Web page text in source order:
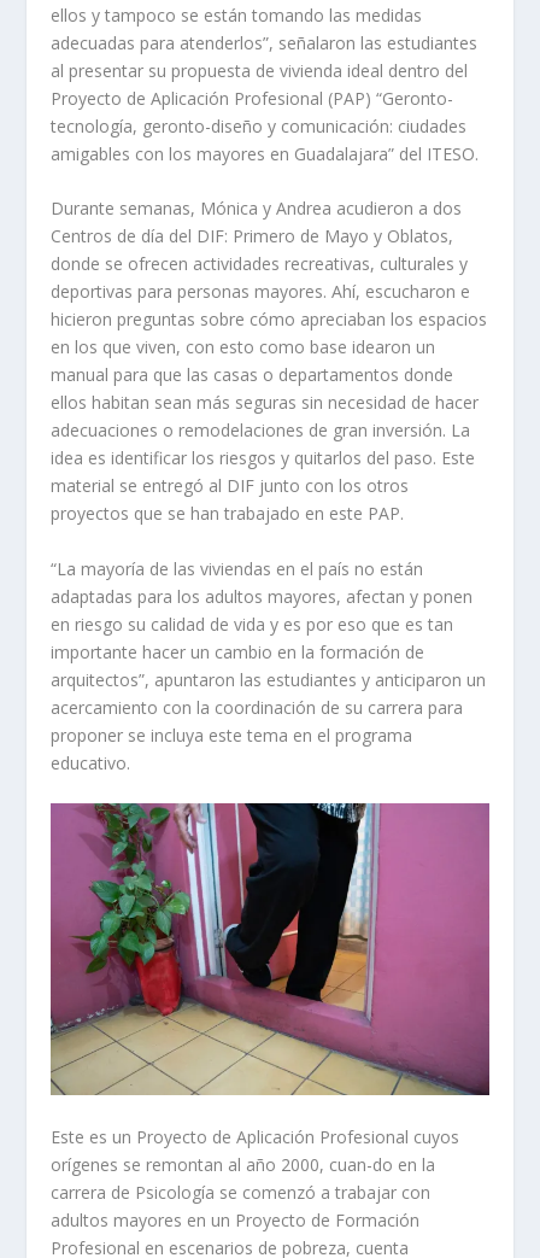
ellos y tampoco se están tomando las medidas
adecuadas para atenderlos”, señalaron las estudiantes
al presentar su propuesta de vivienda ideal dentro del
Proyecto de Aplicación Profesional (PAP) “Geronto-
tecnología, geronto-diseño y comunicación: ciudades
amigables con los mayores en Guadalajara” del ITESO.
Durante semanas, Mónica y Andrea acudieron a dos
Centros de día del DIF: Primero de Mayo y Oblatos,
donde se ofrecen actividades recreativas, culturales y
deportivas para personas mayores. Ahí, escucharon e
hicieron preguntas sobre cómo apreciaban los espacios
en los que viven, con esto como base idearon un
manual para que las casas o departamentos donde
ellos habitan sean más seguras sin necesidad de hacer
adecuaciones o remodelaciones de gran inversión. La
idea es identificar los riesgos y quitarlos del paso. Este
material se entregó al DIF junto con los otros
proyectos que se han trabajado en este PAP.
“La mayoría de las viviendas en el país no están
adaptadas para los adultos mayores, afectan y ponen
en riesgo su calidad de vida y es por eso que es tan
importante hacer un cambio en la formación de
arquitectos”, apuntaron las estudiantes y anticiparon un
acercamiento con la coordinación de su carrera para
proponer se incluya este tema en el programa
educativo.
Este es un Proyecto de Aplicación Profesional cuyos
orígenes se remontan al año 2000, cuan-do en la
carrera de Psicología se comenzó a trabajar con
adultos mayores en un Proyecto de Formación
Profesional en escenarios de pobreza, cuenta